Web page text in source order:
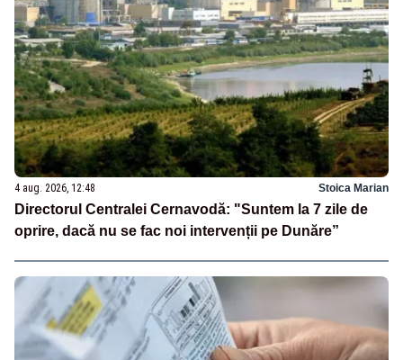
4 aug. 2026, 12:48 Stoica Marian
Directorul Centralei Cernavodă: "Suntem la 7 zile de
oprire, dacă nu se fac noi intervenții pe Dunăre”